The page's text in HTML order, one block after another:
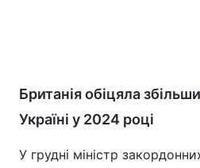
Британія обіцяла
Україні у 2024 році
У грудні міністр